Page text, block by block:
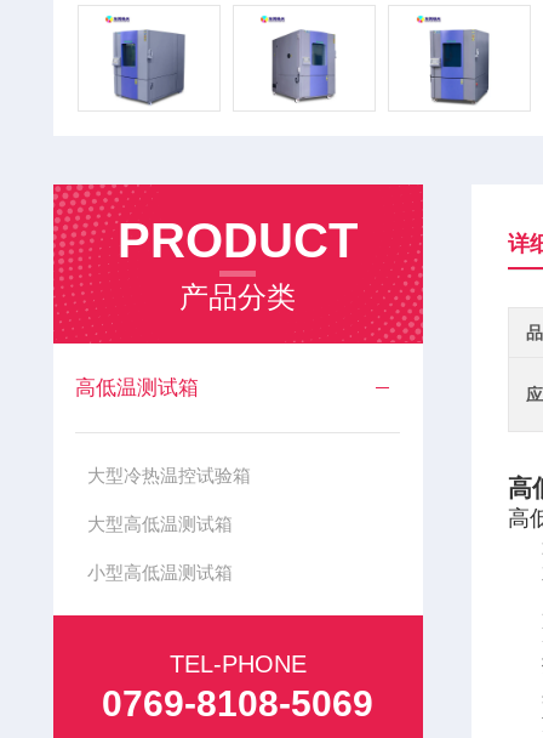
PRODUCT
产品分类
高低温测试箱
大型冷热温控试验箱
大型高低温测试箱
小型高低温测试箱
TEL-PHONE
0769-8108-5069
详
高
高